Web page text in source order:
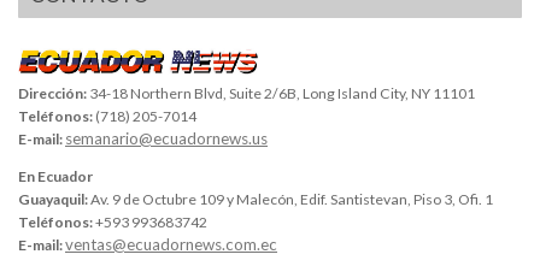
Dirección: 34-18 Northern Blvd, Suite 2/6B, Long Island City, NY 11101
Teléfonos: (718) 205-7014
E-mail: semanario@ecuadornews.us
En Ecuador
Guayaquil:Av. 9 de Octubre 109 y Malecón, Edif. Santistevan, Piso 3, Ofi. 1
Teléfonos:+593 993683742
E-mail:ventas@ecuadornews.com.ec